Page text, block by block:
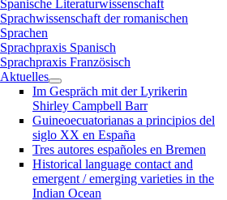
Spanische Literaturwissenschaft
Sprachwissenschaft der romanischen
Sprachen
Sprachpraxis Spanisch
Sprachpraxis Französisch
Aktuelles
Im Gespräch mit der Lyrikerin
Shirley Campbell Barr
Guineoecuatorianas a principios del
siglo XX en España
Tres autores españoles en Bremen
Historical language contact and
emergent / emerging varieties in the
Indian Ocean